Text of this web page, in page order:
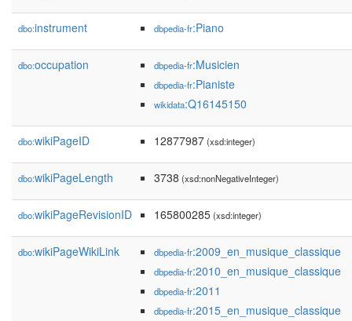
dbo:instrument dbpedia-fr:Piano
dbo:occupation dbpedia-fr:Musicien
dbpedia-fr:Pianiste
wikidata:Q16145150
dbo:wikiPageID 12877987(xsd:integer)
dbo:wikiPageLength 3738 (xsd:nonNegativeInteger)
dbo:wikiPageRevisionID 165800285(xsd:integer)
dbo:wikiPageWikiLink dbpedia-fr:2009_en_musique_classique
dbpedia-fr:2010_en_musique_classique
dbpedia-fr:2011
dbpedia-fr:2015_en_musique_classique